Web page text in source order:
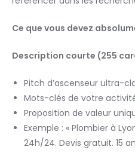
Ce que vous devez
Description courte (255
Pitch d’ascenseur ultra-
Mots-clés de votre
Proposition de valeur
Exemple : « Plombier à
24h/24. Devis gratuit. 15